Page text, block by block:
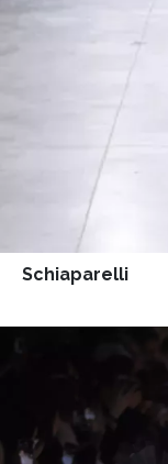
Schiaparelli